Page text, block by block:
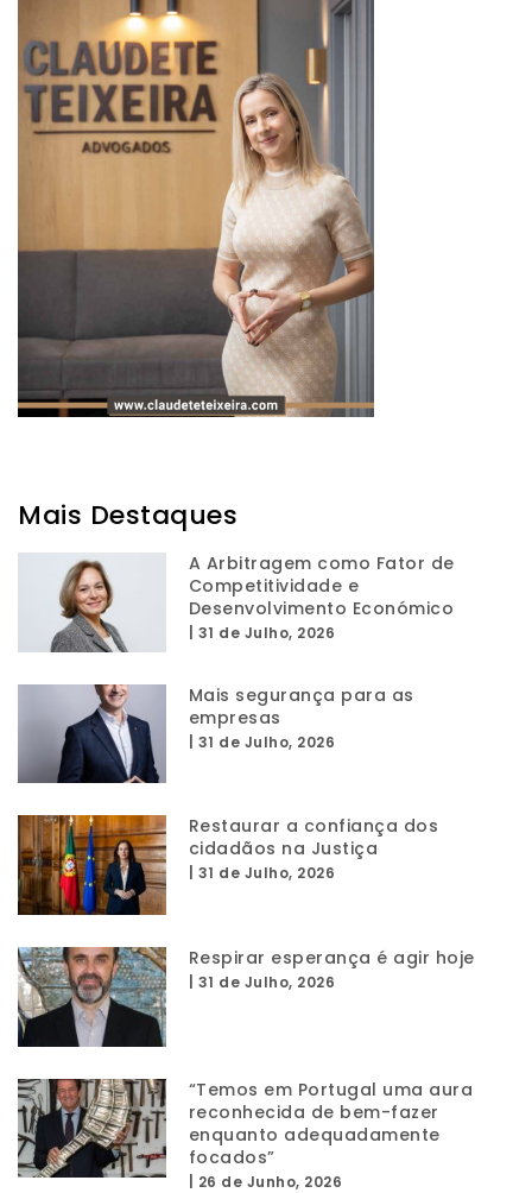
Mais Destaques
A Arbitragem como Fator de
Competitividade e
Desenvolvimento Económico
31 de Julho, 2026
Mais segurança para as
empresas
31 de Julho, 2026
Restaurar a confiança dos
cidadãos na Justiça
31 de Julho, 2026
Respirar esperança é agir hoje
31 de Julho, 2026
“Temos em Portugal uma aura
reconhecida de bem-fazer
enquanto adequadamente
focados”
26 de Junho, 2026